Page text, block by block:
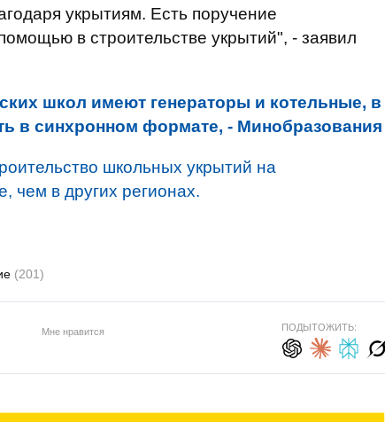
укрытиям. Есть поручение
в строительстве укрытий", - заявил
школ имеют генераторы и котельные, в
в синхронном формате, - Минобразования
школьных укрытий на
чем в других регионах.
(201)
Мне нравится ПОДЫТОЖИТЬ: